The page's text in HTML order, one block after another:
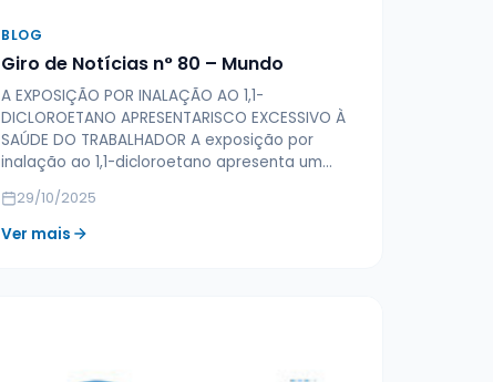
BLOG
Giro de Notícias n° 80 – Mundo
A EXPOSIÇÃO POR INALAÇÃO AO 1,1-
DICLOROETANO APRESENTARISCO EXCESSIVO À
SAÚDE DO TRABALHADOR A exposição por
inalação ao 1,1-dicloroetano apresenta um…
29/10/2025
Ver mais